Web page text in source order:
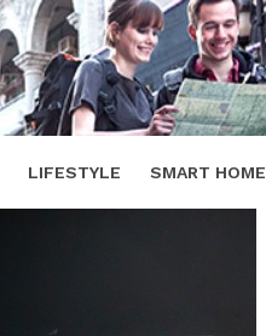
LIFESTYLE SMART HOME
SHARE TWEET